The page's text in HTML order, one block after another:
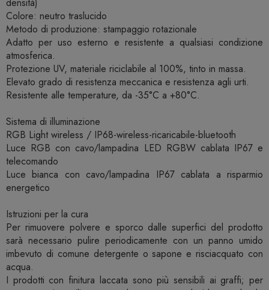
densità)
Colore: neutro traslucido
Metodo di produzione: stampaggio rotazionale
Adatto per uso esterno e resistente a qualsiasi condizione
atmosferica.
Protezione UV, materiale riciclabile al 100%, tinto in massa.
Elevato grado di resistenza meccanica e resistenza agli urti.
Resistente alle temperature, da -35°C a +80°C.
Sistema di illuminazione
RGB Light wireless / IP68-wireless-ricaricabile-bluetooth
Luce RGB con cavo/lampadina LED RGBW cablata IP67 e
telecomando
Luce bianca con cavo/lampadina IP67 cablata a risparmio
energetico
Istruzioni per la cura
Per rimuovere polvere e sporco dalle superfici del prodotto
sarà necessario pulire periodicamente con un panno umido
imbevuto di comune detergente o sapone e risciacquato con
acqua.
I prodotti con finitura laccata sono più sensibili ai graffi; per